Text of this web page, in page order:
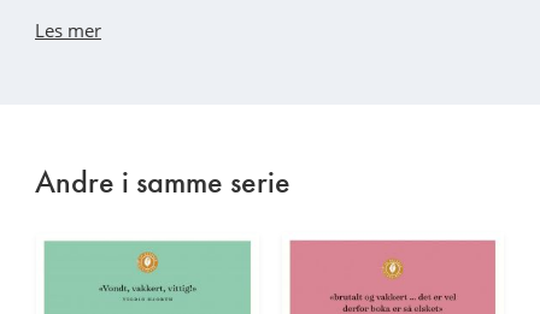
Les mer
Andre i samme serie